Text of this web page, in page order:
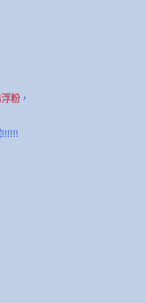
粉，
!!!!!!